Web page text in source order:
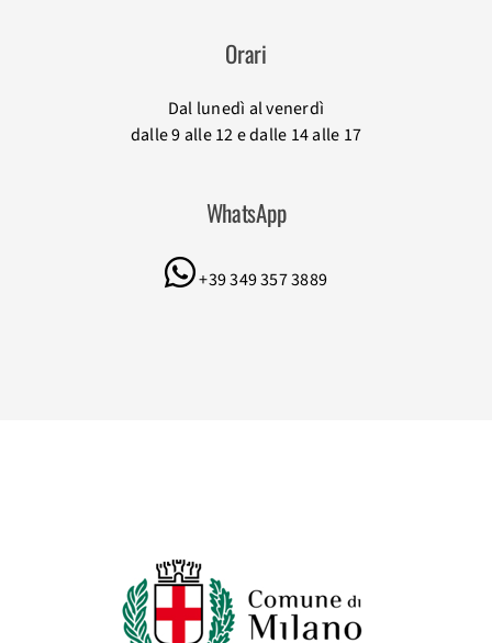
Orari
Dal lunedì al venerdì
dalle 9 alle 12 e dalle 14 alle 17
WhatsApp
+39 349 357 3889